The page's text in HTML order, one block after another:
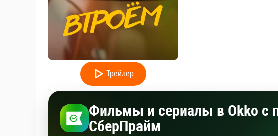
Трейлер
Фильмы и сериалы в Okko с
СберПрайм